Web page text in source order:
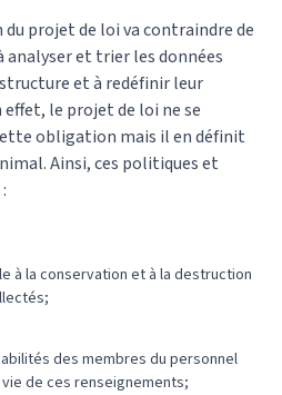
projet de loi va contraindre de
analyser et trier les données
et à redéfinir leur
le projet de loi ne se
obligation mais il en définit
Ainsi, ces politiques et
à la conservation et à la destruction
des membres du personnel
de ces renseignements;